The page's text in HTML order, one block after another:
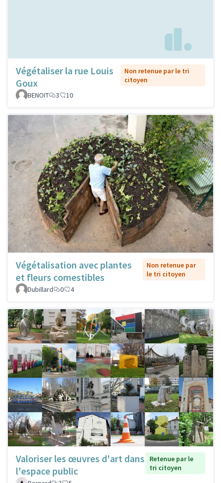
Végétaliser la rue Louis
Goux
Non retenue par le tri
citoyen
BENOIT
3 10
Végétalisation avec plantes
et fleurs comestibles
Non retenue par
le tri citoyen
Dubillard
0 4
Valoriser les œuvres d'art dans
l'espace public
Retenue par le
tri citoyen